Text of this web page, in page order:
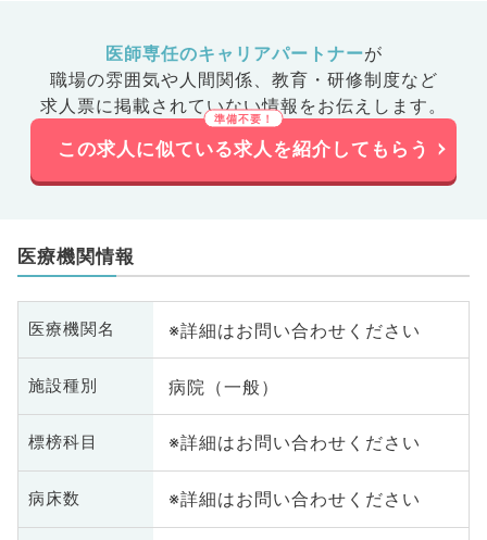
医師専任のキャリアパートナーが
職場の雰囲気や人間関係、 教育・研修制度など
求人票に掲載されていない情報をお伝えします。
この求人に似ている求人を紹介してもらう
医療機関情報
医療機関名 ※詳細はお問い合わせください
施設種別 病院（一般）
標榜科目 ※詳細はお問い合わせください
病床数 ※詳細はお問い合わせください